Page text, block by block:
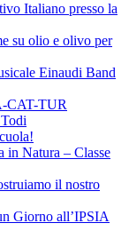
Italiano presso la
su olio e olivo per
Einaudi Band
CAT-TUR
in Natura – Classe
il nostro
Giorno all’IPSIA